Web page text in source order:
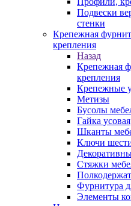
Подвески
стенки
Крепежная
крепления
Назад
Крепежная
крепления
Крепежные
Метизы
Бусолы
Гайка усовая
Шканты
Ключи
Стяжки
Фурнитура
Элементы